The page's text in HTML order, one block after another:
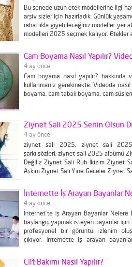
Bu senede uzun etek modellerine ilgi
arşiv sizler için hazırladık. Günlük
rahatlıkla giyebileceğiniz modeller yer
modelleri 2025 seçmek kalıyor.
Cam Boyama Nasıl Yapılır?
4 ay önce
Cam boyama nasıl yapılır?
kullanmanız gerekmekte. Videoda
boyama, cam tabak boyama, cam
Ziynet Sali 2025 Senin Olsun
4 ay önce
ziynet sali 2025, ziynet sali
şarkı sözleri, ziynet sali 2025 albümü
Değiliz Ziynet Sali Ruh İkizim Ziynet
Aşkım Ziynet Sali Yine Geceler Ziynet
Ziynet Sali Senin Olsun Ziynet Sali
İnternette İş Arayan Bayanlar
4 ay önce
İnternet'te İş Arayan Bayanlar
başlangıç yapmak isteyen bayanlar
profesyonel bir görüntü izlenim
çıkıyor. İnternette iş arayan
ediyor? Yapılan araştırmalara göre
Cilt Bakımı Nasıl Yapılır?